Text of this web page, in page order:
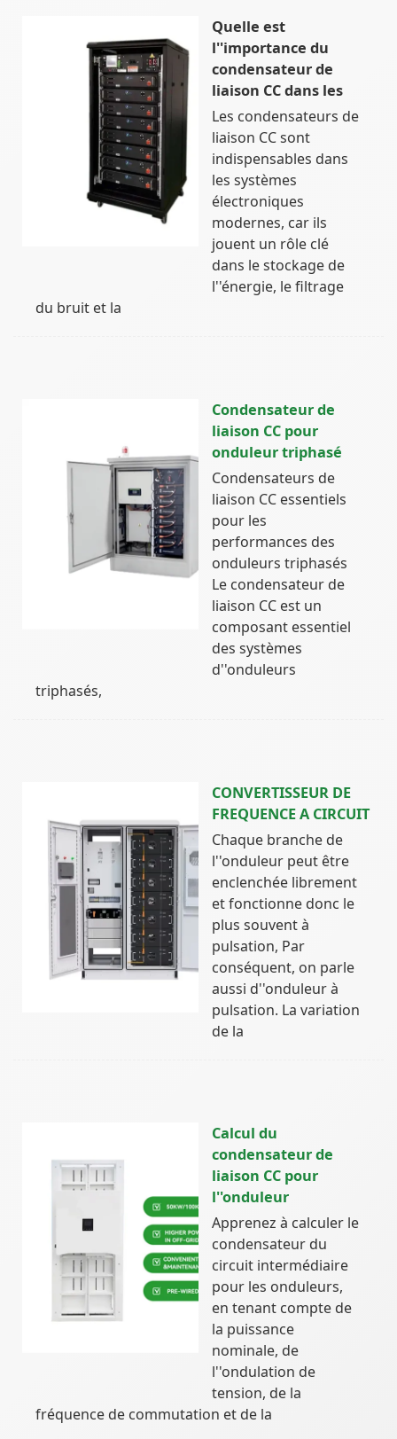
Quelle est
l''importance du
condensateur de
liaison CC dans les
Les condensateurs de
liaison CC sont
indispensables dans
les systèmes
électroniques
modernes, car ils
jouent un rôle clé
dans le stockage de
l''énergie, le filtrage
du bruit et la
Condensateur de
liaison CC pour
onduleur triphasé
Condensateurs de
liaison CC essentiels
pour les
performances des
onduleurs triphasés
Le condensateur de
liaison CC est un
composant essentiel
des systèmes
d''onduleurs
triphasés,
CONVERTISSEUR DE
FREQUENCE A CIRCUIT
Chaque branche de
l''onduleur peut être
enclenchée librement
et fonctionne donc le
plus souvent à
pulsation, Par
conséquent, on parle
aussi d''onduleur à
pulsation. La variation
de la
Calcul du
condensateur de
liaison CC pour
l''onduleur
Apprenez à calculer le
condensateur du
circuit intermédiaire
pour les onduleurs,
en tenant compte de
la puissance
nominale, de
l''ondulation de
tension, de la
fréquence de commutation et de la